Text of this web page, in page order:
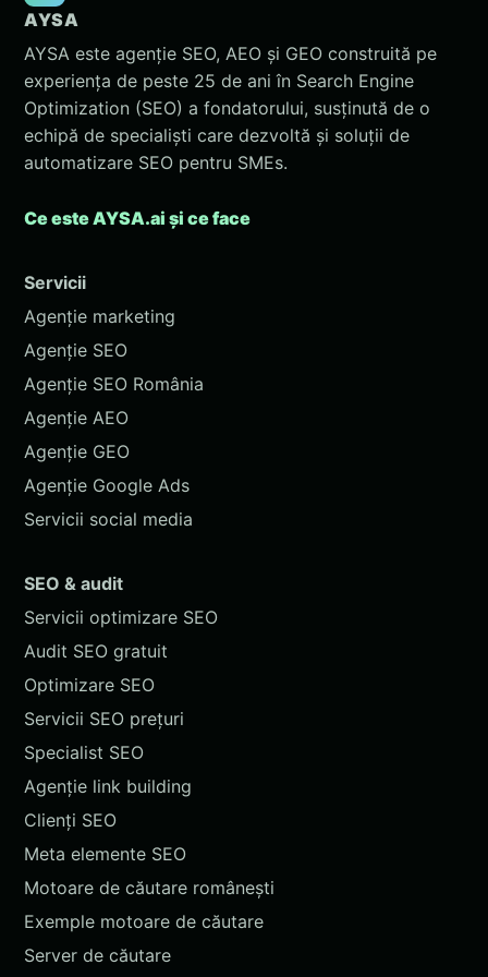
AYSA
AYSA este agenție SEO, AEO și GEO construită pe
experiența de peste 25 de ani în Search Engine
Optimization (SEO) a fondatorului, susținută de o
echipă de specialiști care dezvoltă și soluții de
automatizare SEO pentru SMEs.
Ce este AYSA.ai și ce face
Servicii
Agenție marketing
Agenție SEO
Agenție SEO România
Agenție AEO
Agenție GEO
Agenție Google Ads
Servicii social media
SEO & audit
Servicii optimizare SEO
Audit SEO gratuit
Optimizare SEO
Servicii SEO prețuri
Specialist SEO
Agenție link building
Clienți SEO
Meta elemente SEO
Motoare de căutare românești
Exemple motoare de căutare
Server de căutare